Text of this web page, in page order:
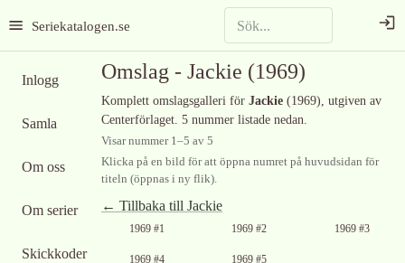
Seriekatalogen.se
Inlogg
Samla
Om oss
Om serier
Skickkoder
Omslag - Jackie (1969)
Komplett omslagsgalleri för Jackie (1969), utgiven av
Centerförlaget. 5 nummer listade nedan.
Visar nummer 1–5 av 5
Klicka på en bild för att öppna numret på huvudsidan för
titeln (öppnas i ny flik).
← Tillbaka till Jackie
Ingen bild
1969 #1
Ingen bild
1969 #2
Ingen bild
1969 #3
1969 #4
Ingen bild
1969 #5